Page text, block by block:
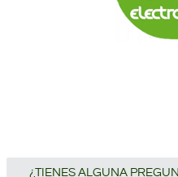
¿TIENES ALGUNA